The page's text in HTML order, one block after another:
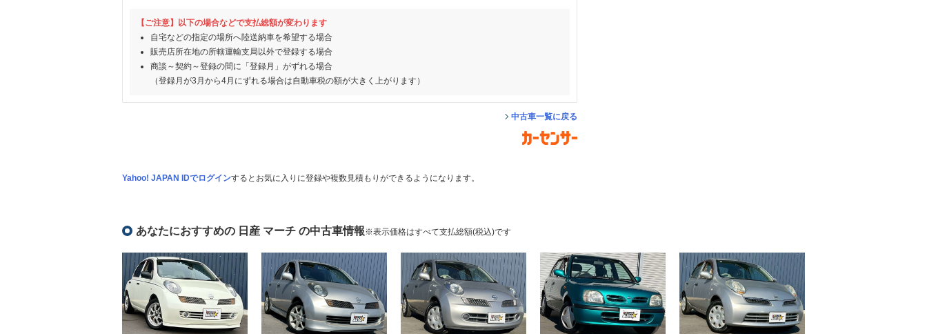
【ご注意】以下の場合などで支払総額が変わります
自宅などの指定の場所へ陸送納車を希望する場合
販売店所在地の所轄運輸支局以外で登録する場合
商談～契約～登録の間に「登録月」がずれる場合
（登録月が3月から4月にずれる場合は自動車税の額が大きく上がります）
中古車一覧に戻る
Yahoo! JAPAN IDでログインするとお気に入りに登録や複数見積もりができるようになります。
あなたにおすすめの 日産 マーチ の中古車情報※表示価格はすべて支払総額(税込)です